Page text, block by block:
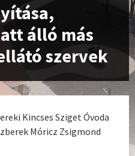
álló más
szervek
Kincses Sziget Óvoda
Móricz Zsigmond